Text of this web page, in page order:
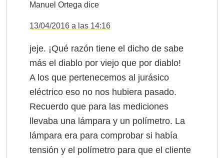
Manuel Ortega dice
13/04/2016 a las 14:16
jeje. ¡Qué razón tiene el dicho de sabe
más el diablo por viejo que por diablo!
A los que pertenecemos al jurásico
eléctrico eso no nos hubiera pasado.
Recuerdo que para las mediciones
llevaba una lámpara y un polímetro. La
lámpara era para comprobar si había
tensión y el polímetro para que el cliente